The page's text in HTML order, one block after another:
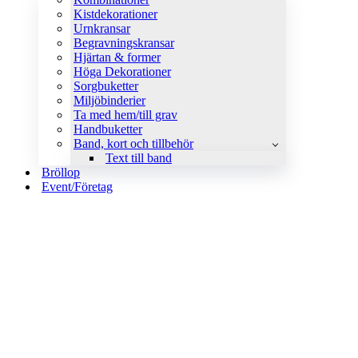
Kistdekorationer
Urnkransar
Begravningskransar
Hjärtan & former
Höga Dekorationer
Sorgbuketter
Miljöbinderier
Ta med hem/till grav
Handbuketter
Band, kort och tillbehör
Text till band
Bröllop
Event/Företag